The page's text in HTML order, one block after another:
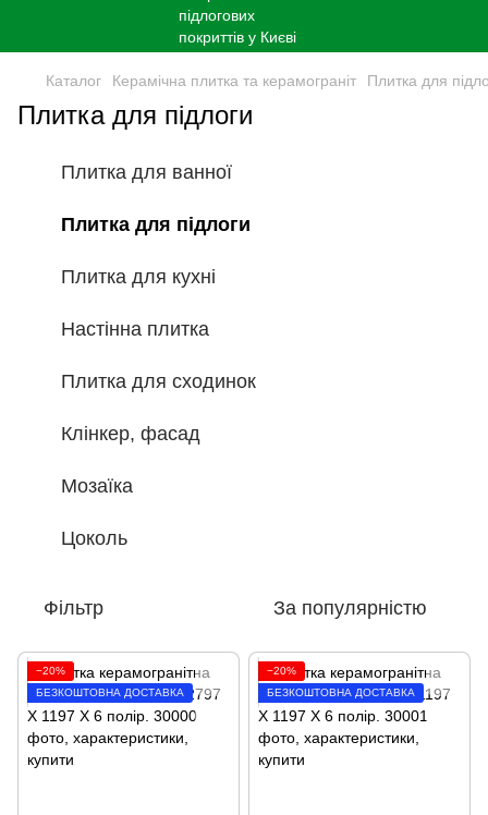
Каталог Керамічна плитка та керамограніт Плитка для
Плитка для підлоги
Плитка для ванної
Плитка для підлоги
Плитка для кухні
Настінна плитка
Плитка для сходинок
Клінкер, фасад
Мозаїка
Цоколь
Фільтр За популярністю
−20%
БЕЗКОШТОВНА ДОСТАВКА
−20%
БЕЗКОШТОВНА ДОСТАВКА